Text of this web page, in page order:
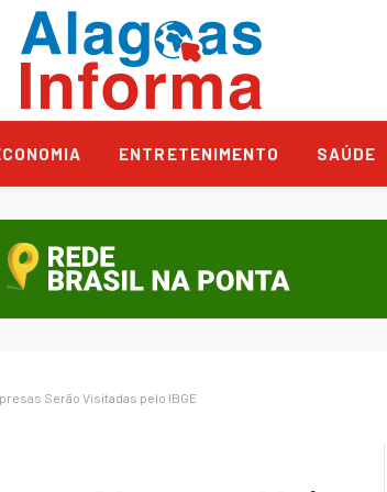
ENTRETENIMENTO SAÚDE
Serão Visitadas pelo IBGE